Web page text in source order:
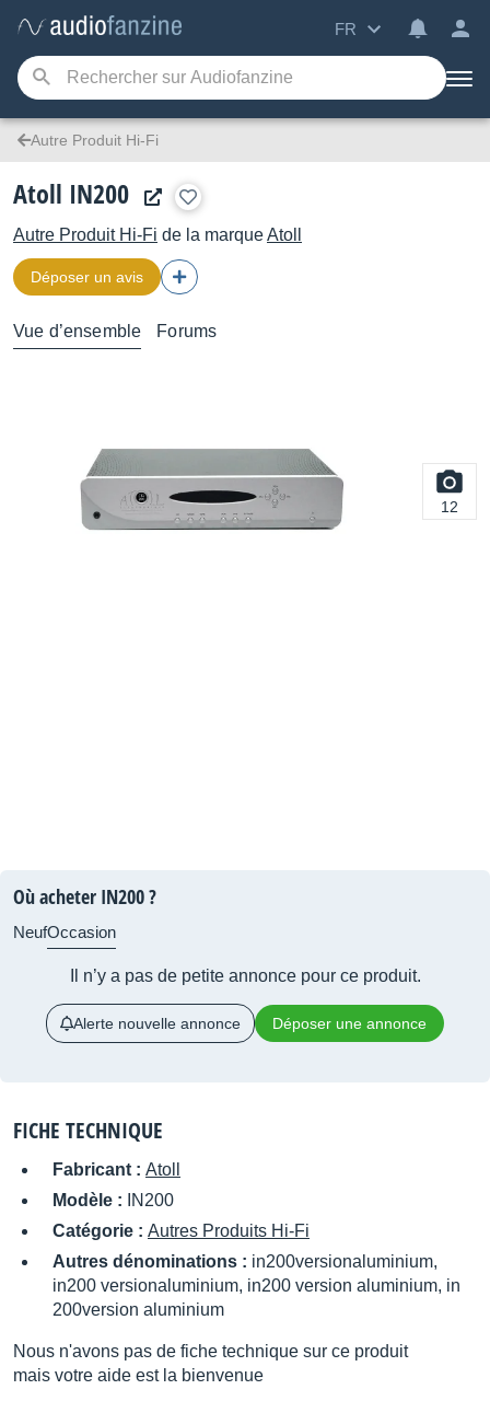
FR
Autre Produit Hi-Fi
Atoll IN200
Autre Produit Hi-Fi de la marqueAtoll
Déposer un avis
Vue d’ensemble Forums
12
Où acheter IN200 ?
NeufOccasion
Il n’y a pas de petite annonce pour ce produit.
Alerte nouvelle annonce Déposer une annonce
FICHE TECHNIQUE
Fabricant : Atoll
Modèle :
IN200
Catégorie : Autres Produits Hi-Fi
Autres dénominations : in200versionaluminium,
in200 versionaluminium, in200 version aluminium, in
200version aluminium
Nous n'avons pas de fiche technique sur ce produit
mais votre aide est la bienvenue